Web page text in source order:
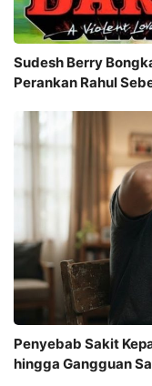
Sudesh Berry
Perankan Rahul
Penyebab Sakit
hingga Gangguan